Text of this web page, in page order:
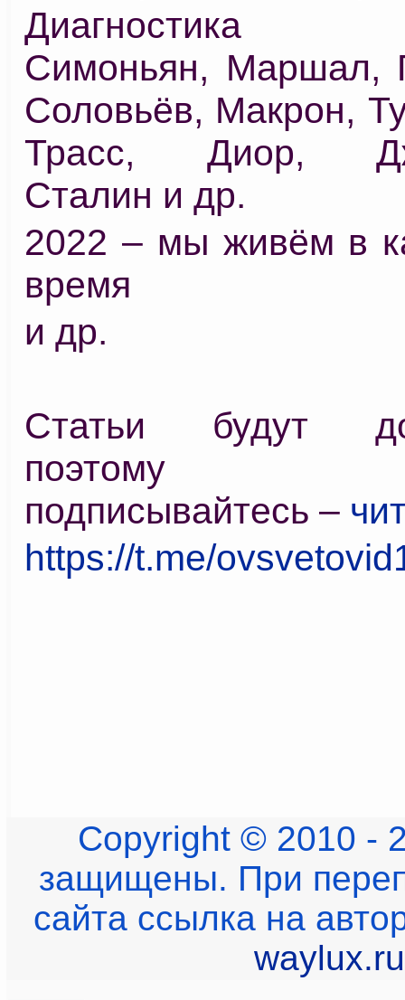
Диагностика
Симоньян, Маршал,
Соловьёв, Макрон,
Трасс, Диор,
Сталин и др.
2022 – мы живём в
время
и др.
Статьи будут
поэтому
подписывайтесь –
https://t.me/
Copyright © 2010 -
защищены. При
сайта ссылка на
waylux.ru